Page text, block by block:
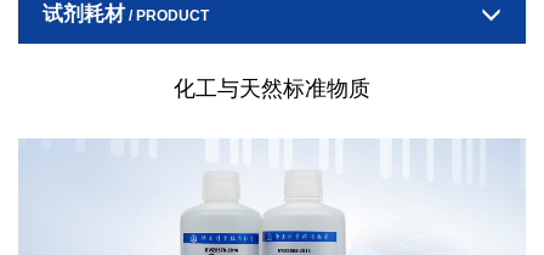
试剂耗材 / PRODUCT
化工与天然标准物质